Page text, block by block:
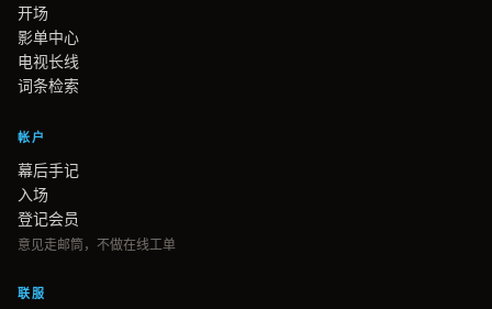
开场
影单中心
电视长线
词条检索
帐户
幕后手记
入场
登记会员
意见走邮筒，不做在线工单
联服